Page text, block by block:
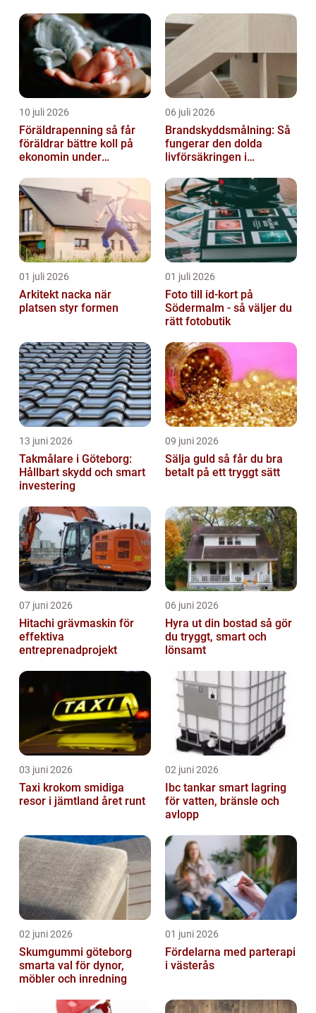
10 juli 2026
Föräldrapenning så får
föräldrar bättre koll på
ekonomin under
06 juli 2026
Brandskyddsmålning: Så
fungerar den dolda
livförsäkringen i
01 juli 2026
Arkitekt nacka när
platsen styr formen
01 juli 2026
Foto till id-kort på
Södermalm - så väljer du
rätt fotobutik
13 juni 2026
Takmålare i Göteborg:
Hållbart skydd och smart
investering
09 juni 2026
Sälja guld så får du bra
betalt på ett tryggt sätt
07 juni 2026
Hitachi grävmaskin för
effektiva
entreprenadprojekt
06 juni 2026
Hyra ut din bostad så gör
du tryggt, smart och
lönsamt
03 juni 2026
Taxi krokom smidiga
resor i jämtland året runt
02 juni 2026
Ibc tankar smart lagring
för vatten, bränsle och
avlopp
02 juni 2026
Skumgummi göteborg
smarta val för dynor,
möbler och inredning
01 juni 2026
Fördelarna med parterapi
i västerås